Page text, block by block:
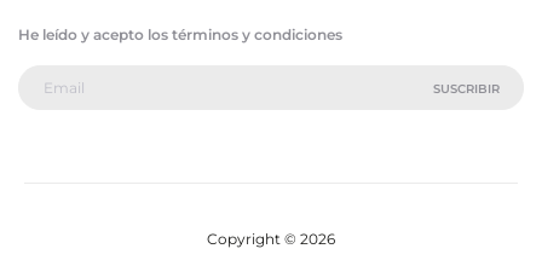
He leído y acepto los términos y condiciones
Copyright © 2026